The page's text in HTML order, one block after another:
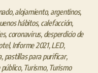
,alojamiento, argentinos,
hábitos, calefacción,
, coronavirus, desperdicio de
,Informe 2021,LED,
, pastillas para purificar,
, Turismo, Turismo